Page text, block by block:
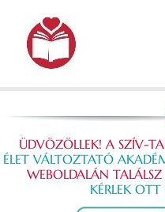
ÜDVÖZÖLLEK! A SZÍV-
ÉLET VÁLTOZTATÓ
WEBOLDALÁN
KÉRLEK